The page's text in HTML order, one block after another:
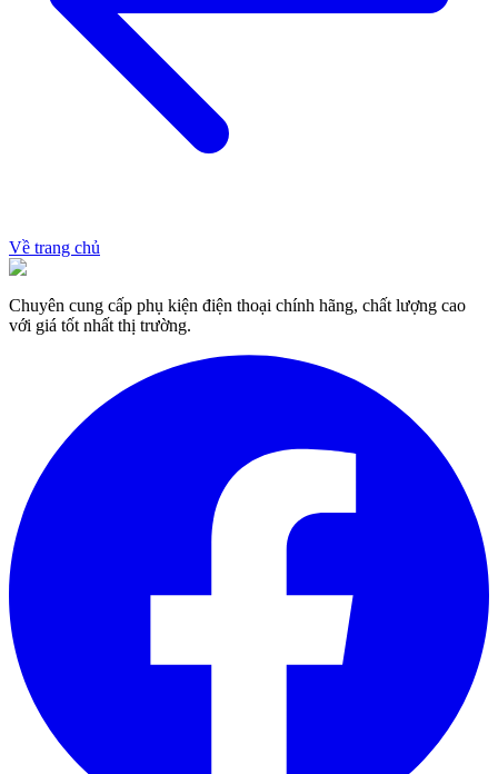
Về trang chủ
Chuyên cung cấp phụ kiện điện thoại chính hãng, chất lượng cao
với giá tốt nhất thị trường.